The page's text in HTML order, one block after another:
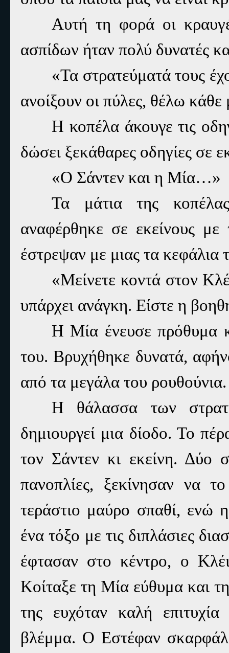
Αυτή τη φορά οι
ασπίδων ήταν πολύ δυνατές
«Τα στρατεύματά τους
ανοίξουν οι πύλες, θέλω
Η κοπέλα άκουγε τις
δώσει ξεκάθαρες οδηγίες σε
«Ο Σάντεν και η Μία…»
Τα μάτια της
αναφέρθηκε σε εκείνους
έστρεψαν με μιας τα κεφάλια
«Μείνετε κοντά στον
υπάρχει ανάγκη. Είστε η
Η Μία ένευσε πρόθυμα
του. Βρυχήθηκε δυνατά,
από τα μεγάλα του ρουθούνια.
Η θάλασσα των
δημιουργεί μια δίοδο. Το
τον Σάντεν κι εκείνη. Δύο
πανοπλίες, ξεκίνησαν να
τεράστιο μαύρο σπαθί, ενώ
ένα τόξο με τις διπλάσιες
έφτασαν στο κέντρο, ο
Κοίταξε τη Μία εύθυμα και
της ευχόταν καλή
βλέμμα. Ο Εστέφαν